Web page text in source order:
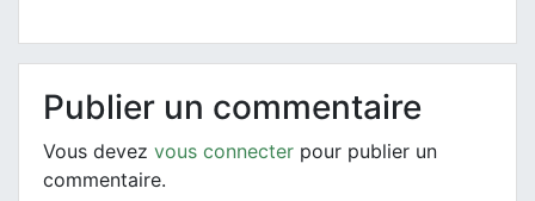
Publier un commentaire
Vous devez vous connecter pour publier un
commentaire.